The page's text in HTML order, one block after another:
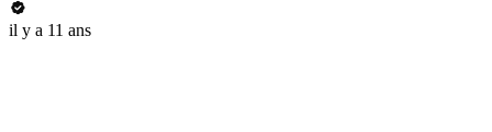
il y a 11 ans